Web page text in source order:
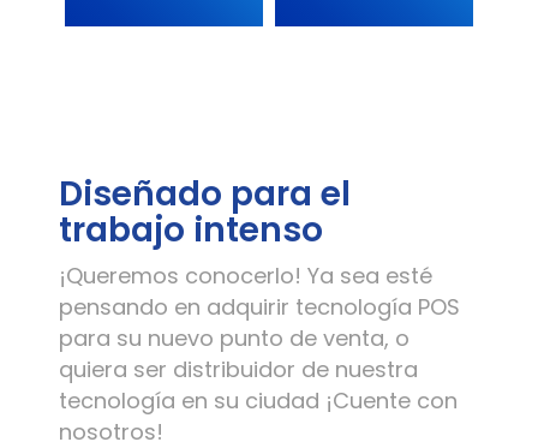
Diseñado para el
trabajo intenso
¡Queremos conocerlo! Ya sea esté
pensando en adquirir tecnología POS
para su nuevo punto de venta, o
quiera ser distribuidor de nuestra
tecnología en su ciudad ¡Cuente con
nosotros!